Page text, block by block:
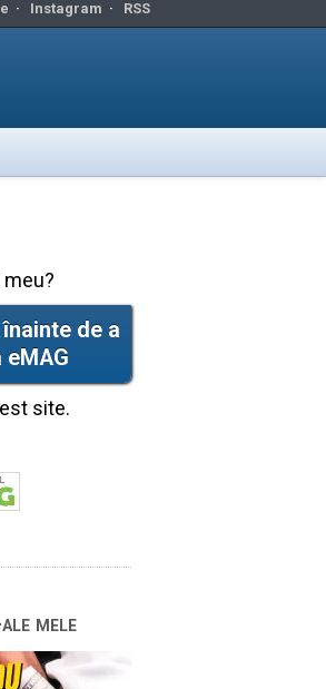
· Instagram · RSS
meu?
de a
site.
mele